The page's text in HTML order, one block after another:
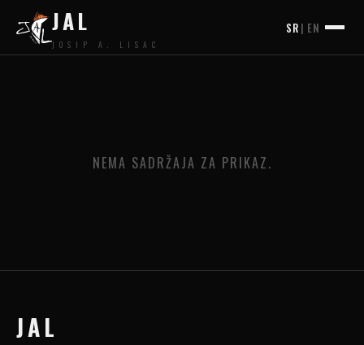
JAL
JOSIP A. LISAC
SR | EN
NEMA SADRŽAJA ZA PRIKAZ.
JAL